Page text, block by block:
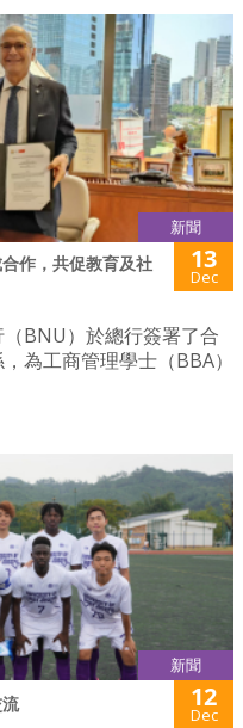
新聞
作，共促教育及社
13
Dec
BNU）於總行簽署了合
為工商管理學士（BBA）
新聞
12
Dec